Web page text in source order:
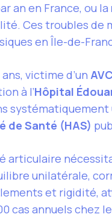
an en France, ou la
Ces troubles
en Île-de-
victime d’un
à l’Hôpital
de Santé (HAS)
articulaire
unilatérale,
et rigidité,
cas annuels chez